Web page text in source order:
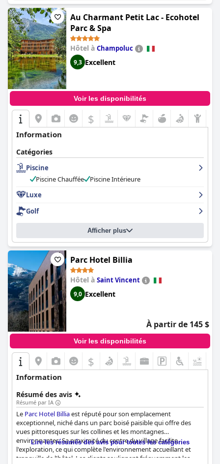
Au Charmant Petit Lac - Ecohotel
Parc & Spa
Hôtel à Champoluc
9,3 Excellent
Voir les disponibilités
$
Information
Catégories
Piscine
Piscine Chauffée
Piscine Intérieure
Luxe
Golf
Afficher plus
Parc Hotel Billia
Hôtel à Saint Vincent
9,0 Excellent
À partir de 145 $
Voir les disponibilités
$
Information
Résumé des avis
Résumé par IA
Le Parc Hotel Billiaest réputé pour son emplacement
exceptionnel, niché dans un parc boisé paisible qui offre des
vues pittoresques sur les collines et les montagnes
environnantes. Sa proximité du centre du village facilite
l'exploration, ce qui complète l'environnement accueillant et
tranquille de l'hôtel. Les clients soulignent fréquemment les
Lire les résumés des avis pour toutes les catégories